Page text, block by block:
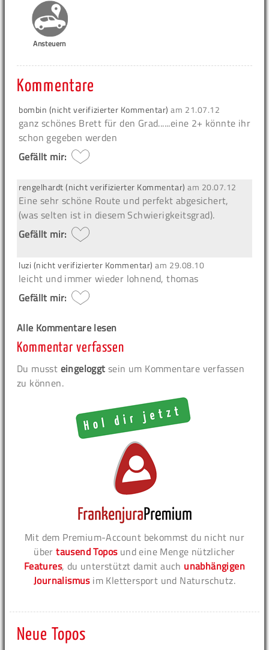
Ansteuern
Kommentare
bombin (nicht verifizierter Kommentar) am 21.07.12
ganz schönes Brett für den Grad......eine 2+ könnte ihr
schon gegeben werden
Gefällt mir:
rengelhardt (nicht verifizierter Kommentar) am 20.07.12
Eine sehr schöne Route und perfekt abgesichert,
(was selten ist in diesem Schwierigkeitsgrad).
Gefällt mir:
luzi (nicht verifizierter Kommentar) am 29.08.10
leicht und immer wieder lohnend, thomas
Gefällt mir:
Alle Kommentare lesen
Kommentar verfassen
Du musst eingeloggt sein um Kommentare verfassen
zu können.
Mit dem Premium-Account bekommst du nicht nur
übertausend Toposund eine Menge nützlicher
Features, du unterstützt damit auch unabhängigen
Journalismusim Klettersport und Naturschutz.
Neue Topos